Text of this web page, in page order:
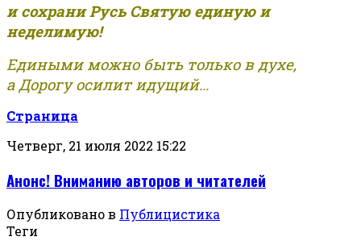
и сохрани Русь Святую единую и
неделимую!
Едиными можно быть только в духе,
а Дорогу осилит идущий...
Страница
Четверг, 21 июля 2022 15:22
Анонс! Вниманию авторов и читателей
Опубликовано в Публицистика
Теги